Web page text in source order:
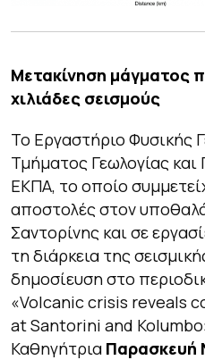
Μετακίνηση μάγματος
χιλιάδες σεισμούς
Το Εργαστήριο Φυσικής
Τμήματος Γεωλογίας
ΕΚΠΑ, το οποίο
αποστολές στον
Σαντορίνης και σε
τη διάρκεια της
δημοσίευση στο
«Volcanic crisis reveals
at Santorini and
Καθηγήτρια Παρασκευή